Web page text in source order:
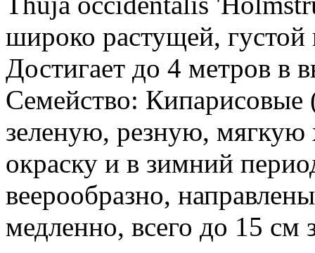
широко растущей,
Достигает до 4 метров в
Семейство: Кипарисовые
зеленую, резную,
окраску и в зимний
веерообразно,
медленно, всего до 15 см